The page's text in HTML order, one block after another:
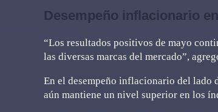
Desempeño inflacionario
“Los resultados positivos de mayo
las diversas marcas del mercado”,
En el desempeño inflacionario del lado
aún mantiene un nivel superior en los